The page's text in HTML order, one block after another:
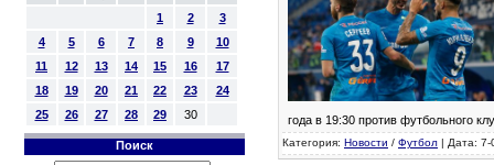
1
2
3
4
5 6 7 8 9
10
11
12 13 14 15 16
17
18
19 20 21 22 23
24
25
26 27 28 29 30
Поиск
года в 19:30 против футбольного
Категория: Новости / Футбол | Дата: